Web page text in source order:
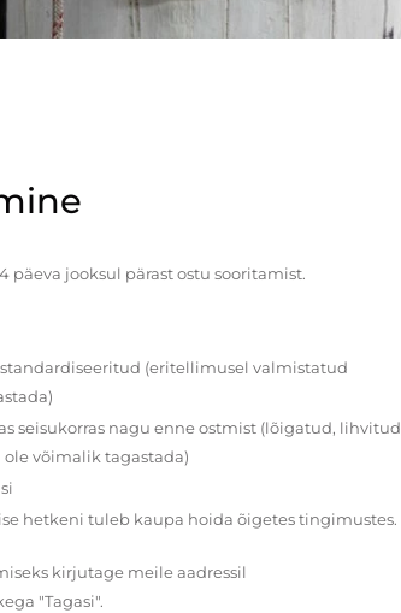
päeva jooksul pärast ostu sooritamist.
(eritellimusel valmistatud
seisukorras nagu enne ostmist (lõigatud, lihvitud
võimalik tagastada)
hetkeni tuleb kaupa hoida õigetes tingimustes.
kirjutage meile aadressil
"Tagasi".